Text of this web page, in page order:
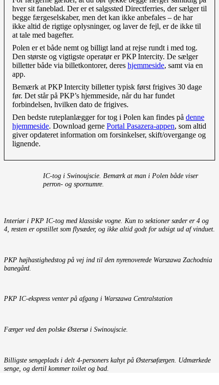
hver sit faneblad. Der er et salgssted Directferries, der sælger til
begge færgeselskaber, men det kan ikke anbefales – de har
ikke altid de rigtige oplysninger, og laver de fejl, er de ikke til
at tale med bagefter.
Polen er et både nemt og billigt land at rejse rundt i med tog.
Den største og vigtigste operatør er PKP Intercity. De sælger
billetter både via billetkontorer, deres hjemmeside, samt via en
app.
Bemærk at PKP Intercity billetter typisk først frigives 30 dage
før. Det står på PKP’s hjemmeside, når du har fundet
forbindelsen, hvilken dato de frigives.
Den bedste ruteplanlægger for tog i Polen kan findes på denne
hjemmeside. Download gerne Portal Pasazera-appen, som altid
giver opdateret information om forsinkelser, skift/overgange og
lignende.
IC-tog i Swinoujscie. Bemærk at man i Polen både viser
perron- og spornumre.
Interiør i PKP IC-tog med klassiske vogne. Kun to sektioner sæder er 4 og
4, resten er opstillet som flysæder, og ikke altid godt for udsigt ud af vinduet.
PKP højhastighedstog på vej ind til den nyrenoverede Warszawa Zachodnia
banegård.
PKP IC-ekspress venter på afgang i Warszawa Centralstation
Færger ved den polske Østersø i Swinoujscie.
Billigste sengeplads i delt 4-personers kahyt på Østersøfærgen. Udmærkede
senge, og dertil kommer toilet og bad.